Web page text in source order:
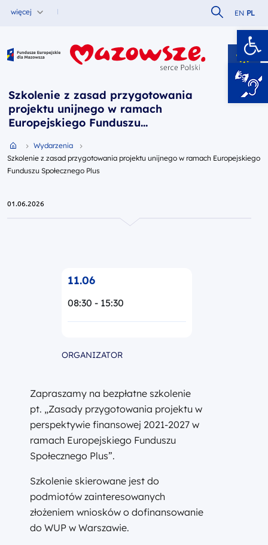
więcej Szukaj w
EN PL
Fundusze Europejskie dla Mazowsza
Szkolenie z zasad przygotowania
projektu unijnego w ramach
Europejskiego Funduszu
Przejdź do strony głównej portalu
Wydarzenia
Szkolenie z zasad przygotowania projektu unijnego w ramach Europejskiego
Funduszu Społecznego Plus
01.06.2026
Zapraszamy na bezpłatne szkolenie
pt. „Zasady przygotowania projektu w
perspektywie finansowej 2021-2027 w
ramach Europejskiego Funduszu
Społecznego Plus”.
Szkolenie skierowane jest do
podmiotów zainteresowanych
złożeniem wniosków o dofinansowanie
do WUP w Warszawie.
11.06
08:30 - 15:30
ORGANIZATOR